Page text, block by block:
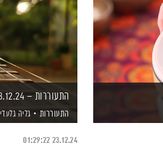
התעוררות – 23.12.24
התעוררות גליה גלעדי
23.12.24
01:29:22